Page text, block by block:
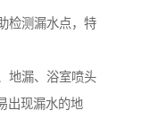
检测漏水点，特
地漏、浴室喷头
出现漏水的地